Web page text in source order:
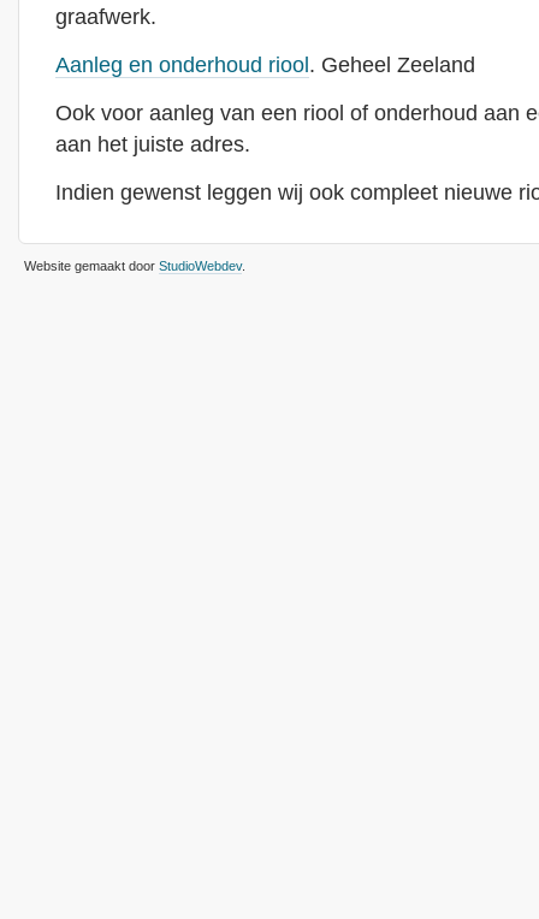
graafwerk.
Aanleg en onderhoud riool . Geheel Zeeland
Ook voor aanleg van een riool of onderhoud aan
aan het juiste adres.
Indien gewenst leggen wij ook compleet nieuwe
Website gemaakt door StudioWebdev.